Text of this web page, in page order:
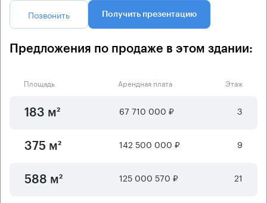
Позвонить Получить презентацию
Предложения по продаже в этом здании:
Площадь Арендная плата Этаж
183 м² 67 710 000 ₽ 3
375 м² 142 500 000 ₽ 9
588 м² 125 000 570 ₽ 21